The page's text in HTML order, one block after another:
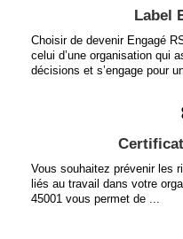
Label
Choisir de devenir Engagé
celui d’une organisation qui
décisions et s’engage pour
Vous souhaitez prévenir les
liés au travail dans votre
45001 vous permet de ...